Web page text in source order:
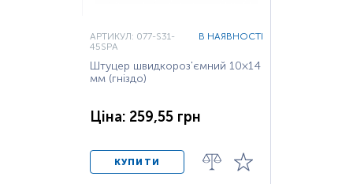
АРТИКУЛ: 077-S31-
45SPA
В НАЯВНОСТІ
Штуцер швидкороз'ємний 10×14
мм (гніздо)
Ціна: 259,55 грн
КУПИТИ